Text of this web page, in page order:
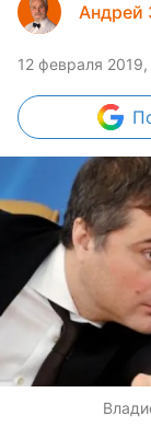
Андрей
12 февраля